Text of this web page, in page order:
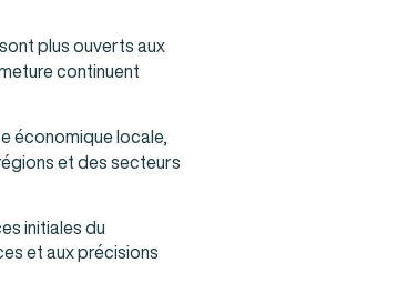
plus ouverts aux
continuent
économique locale,
et des secteurs
initiales du
et aux précisions